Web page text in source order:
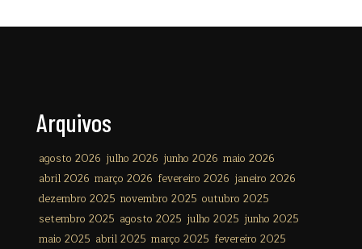
Arquivos
agosto 2026 julho 2026 junho 2026 maio 2026
abril 2026 março 2026 fevereiro 2026 janeiro 2026
dezembro 2025 novembro 2025 outubro 2025
setembro 2025 agosto 2025 julho 2025 junho 2025
maio 2025 abril 2025 março 2025 fevereiro 2025